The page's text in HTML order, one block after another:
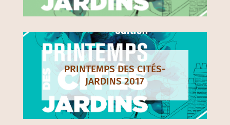
PRINTEMPS DES CITÉS-
JARDINS 2017